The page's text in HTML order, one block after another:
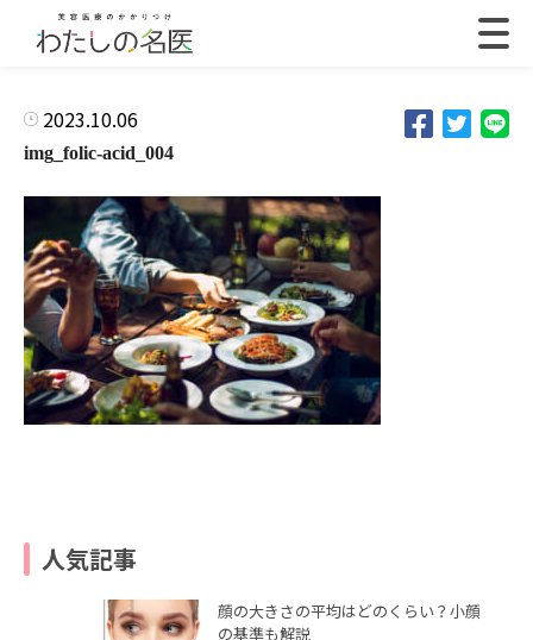
2023.10.06
img_folic-acid_004
人気記事
顔の大きさの平均はどのくらい？小顔
の基準も解説